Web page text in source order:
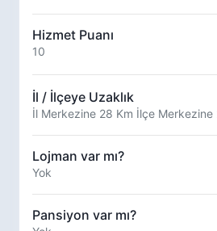
Hizmet Puanı
10
İl / İlçeye Uzaklık
İl Merkezine 28 Km İlçe Merkezine
Lojman var mı?
Yok
Pansiyon var mı?